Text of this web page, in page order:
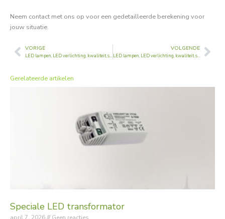
Neem contact met ons op voor een gedetailleerde berekening voor
jouw situatie.
Vorige
VORIGE
LED lampen, LED verlichting, kwaliteit, scherpe prijs
VOLGENDE
LED lampen, LED verlichting, kwaliteit, scherpe prijs
Gerelateerde artikelen
Speciale LED transformator